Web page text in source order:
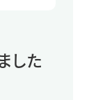
した